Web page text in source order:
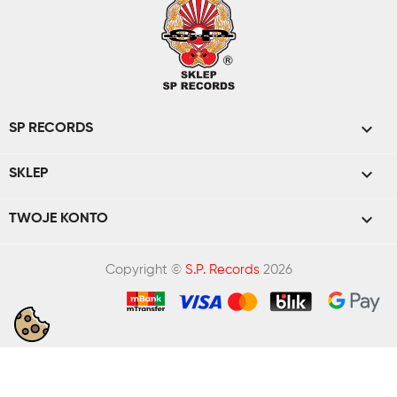
SP RECORDS 
SKLEP 
TWOJE KONTO 
Copyright © S.P. Records2026